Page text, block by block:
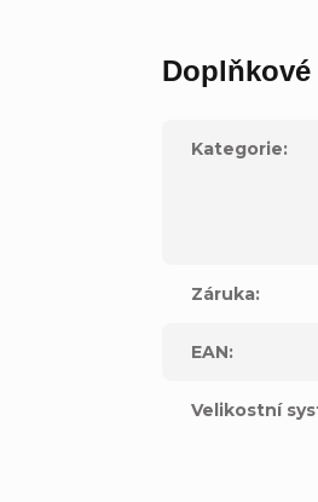
Kategorie:
Záruka:
EAN:
Velikostní